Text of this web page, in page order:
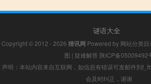
谜语大全
Copyright © 2012 - 2026 猜讯网 Powered by 网站分类目
图 | 疑难解答 陕ICP备05009492
声明：本站内容来自互联网，如信息有错误可发邮件到
会及时纠正，谢谢